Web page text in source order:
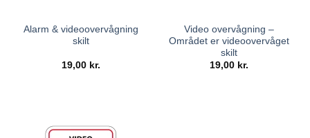
Alarm & videoovervågning
skilt
19,00 kr.
Video overvågning –
Området er videoovervåget
skilt
19,00 kr.